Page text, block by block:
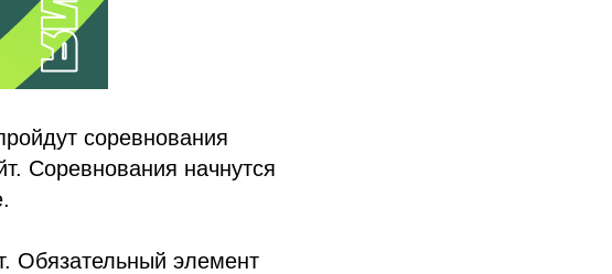
соревнования
Соревнования начнутся
Обязательный элемент